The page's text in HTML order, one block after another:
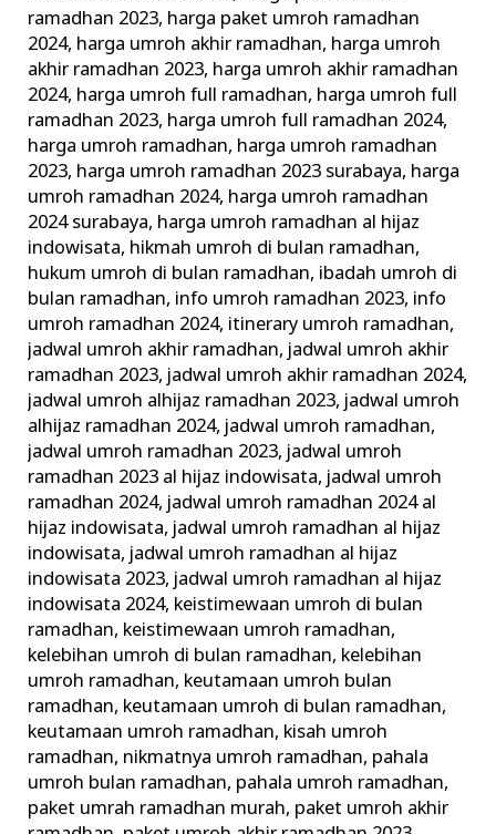
ramadhan 2023, harga paket umroh ramadhan
2024, harga umroh akhir ramadhan, harga umroh
akhir ramadhan 2023, harga umroh akhir ramadhan
2024, harga umroh full ramadhan, harga umroh full
ramadhan 2023, harga umroh full ramadhan 2024,
harga umroh ramadhan, harga umroh ramadhan
2023, harga umroh ramadhan 2023 surabaya, harga
umroh ramadhan 2024, harga umroh ramadhan
2024 surabaya, harga umroh ramadhan al hijaz
indowisata, hikmah umroh di bulan ramadhan,
hukum umroh di bulan ramadhan, ibadah umroh di
bulan ramadhan, info umroh ramadhan 2023, info
umroh ramadhan 2024, itinerary umroh ramadhan,
jadwal umroh akhir ramadhan, jadwal umroh akhir
ramadhan 2023, jadwal umroh akhir ramadhan 2024,
jadwal umroh alhijaz ramadhan 2023, jadwal umroh
alhijaz ramadhan 2024, jadwal umroh ramadhan,
jadwal umroh ramadhan 2023, jadwal umroh
ramadhan 2023 al hijaz indowisata, jadwal umroh
ramadhan 2024, jadwal umroh ramadhan 2024 al
hijaz indowisata, jadwal umroh ramadhan al hijaz
indowisata, jadwal umroh ramadhan al hijaz
indowisata 2023, jadwal umroh ramadhan al hijaz
indowisata 2024, keistimewaan umroh di bulan
ramadhan, keistimewaan umroh ramadhan,
kelebihan umroh di bulan ramadhan, kelebihan
umroh ramadhan, keutamaan umroh bulan
ramadhan, keutamaan umroh di bulan ramadhan,
keutamaan umroh ramadhan, kisah umroh
ramadhan, nikmatnya umroh ramadhan, pahala
umroh bulan ramadhan, pahala umroh ramadhan,
paket umrah ramadhan murah, paket umroh akhir